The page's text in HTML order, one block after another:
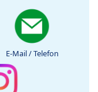
E-Mail / Telefon